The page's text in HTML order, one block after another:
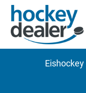
Eishockey